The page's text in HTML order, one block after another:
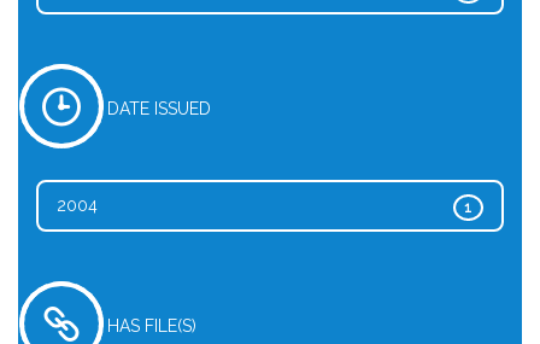
DATE ISSUED
1
2004
HAS FILE(S)